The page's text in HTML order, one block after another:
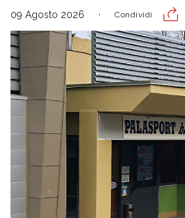
09 Agosto 2026 Condividi